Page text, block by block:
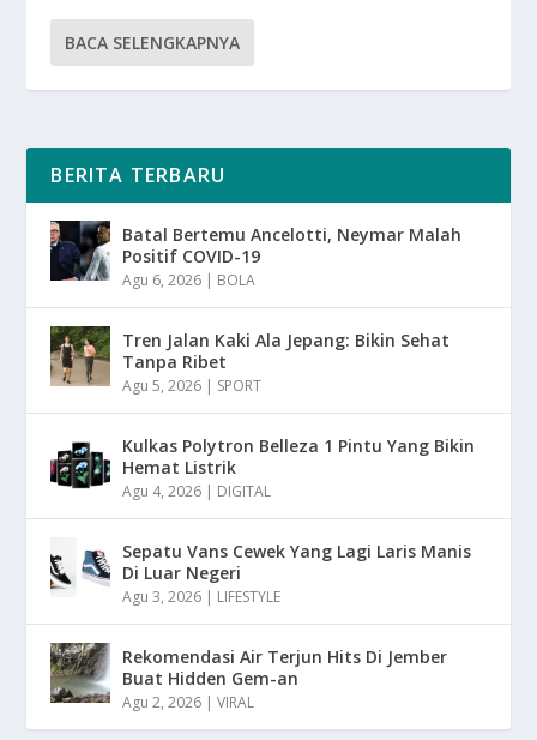
BACA SELENGKAPNYA
BERITA TERBARU
Batal Bertemu Ancelotti, Neymar Malah
Positif COVID-19
Agu 6, 2026 | BOLA
Tren Jalan Kaki Ala Jepang: Bikin Sehat
Tanpa Ribet
Agu 5, 2026 | SPORT
Kulkas Polytron Belleza 1 Pintu Yang Bikin
Hemat Listrik
Agu 4, 2026 | DIGITAL
Sepatu Vans Cewek Yang Lagi Laris Manis
Di Luar Negeri
Agu 3, 2026 | LIFESTYLE
Rekomendasi Air Terjun Hits Di Jember
Buat Hidden Gem-an
Agu 2, 2026 |VIRAL